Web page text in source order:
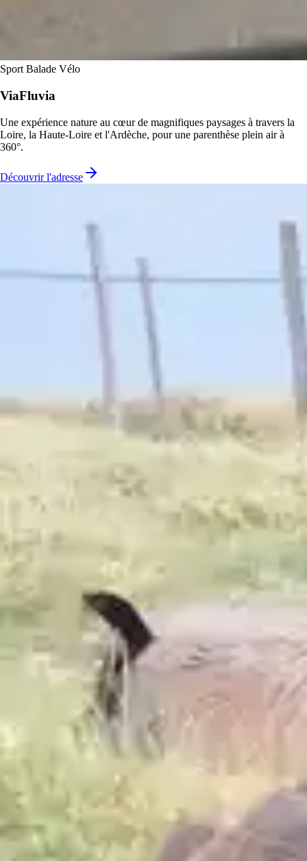
Sport Balade Vélo
ViaFluvia
Une expérience nature au cœur de magnifiques paysages à travers la
Loire, la Haute-Loire et l'Ardèche, pour une parenthèse plein air à
360°.
Découvrir l'adresse